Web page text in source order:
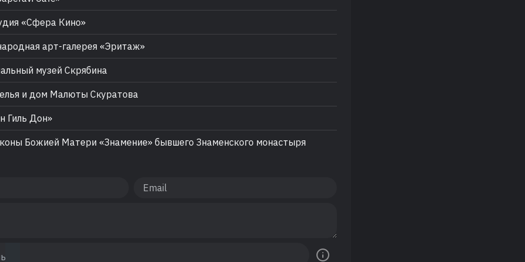
«Сфера Кино»
арт-галерея «Эритаж»
музей Скрябина
и дом Малюты Скуратова
Гиль Дон»
Божией Матери «Знамение» бывшего Знаменского монастыря